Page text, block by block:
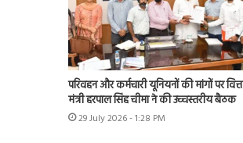
परिवहन और कर्मचारी यूनियनों की मांगों पर वित्त
मंत्री हरपाल सिंह चीमा ने की उच्चस्तरीय बैठक
29 July 2026 - 1:28 PM